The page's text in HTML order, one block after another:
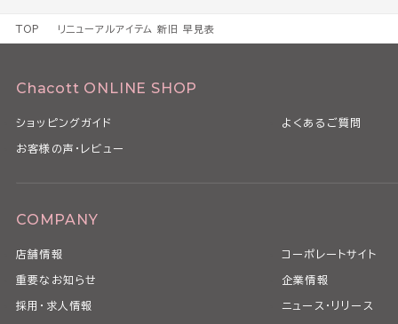
TOP リニューアルアイテム 新旧 早見表
Chacott ONLINE SHOP
ショッピングガイド よくあるご質問
お客様の声・レビュー
COMPANY
店舗情報 コーポレートサイト
重要なお知らせ 企業情報
採用・求人情報 ニュース・リリース